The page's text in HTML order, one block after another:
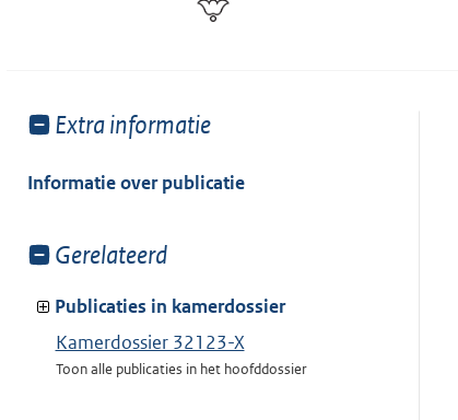
Toon
van:
Extra informatie
Informatie over publicatie
Toon
van:
Gerelateerd
Publicaties in kamerdossier
Kamerdossier 32123-X
Toon alle publicaties in het hoofddossier